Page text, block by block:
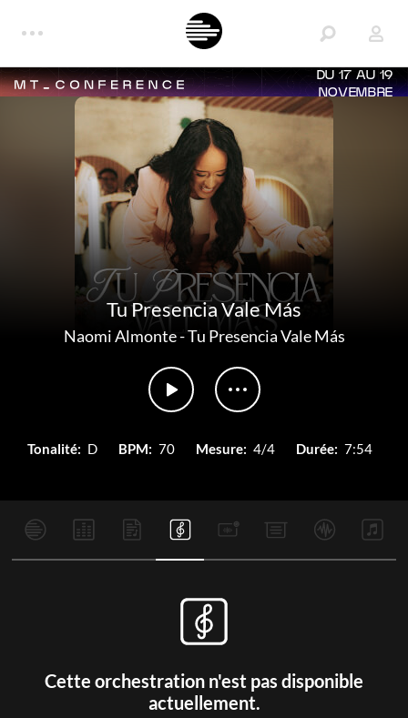
DU 17 AU 19
NOVEMBRE
Tu Presencia Vale Más
Naomi Almonte-Tu Presencia Vale Más
Tonalité: D BPM: 70 Mesure: 4/4 Durée: 7:54
Cette orchestration n'est pas disponible
actuellement.